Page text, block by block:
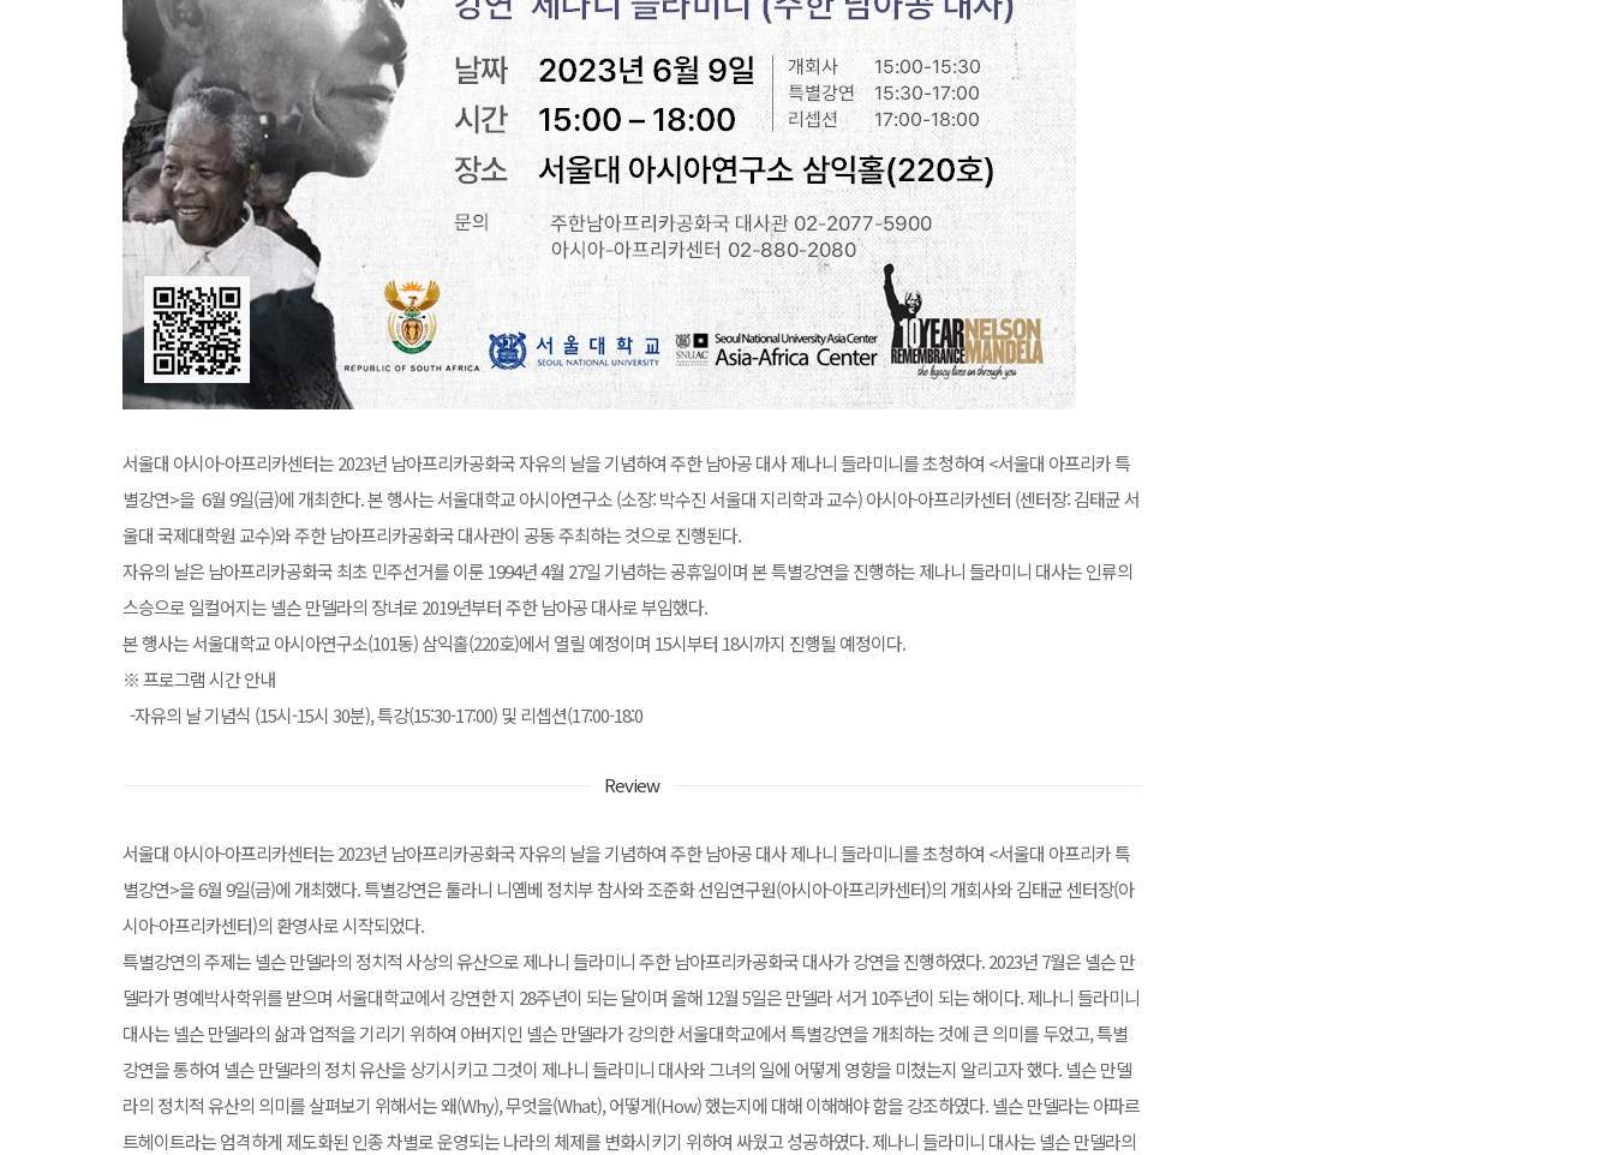
서울대 아시아-아프리카센터는 2023년 남아프리카공화국 자유의 날을 기념하여 주한 남아공 대사 제나니 들라미니를 초청하여 <서울대 아프리카 특
별강연>을 6월 9일(금)에 개최한다. 본 행사는 서울대학교 아시아연구소 (소장: 박수진 서울대 지리학과 교수) 아시아-아프리카센터 (센터장: 김태균 서
울대 국제대학원 교수)와 주한 남아프리카공화국 대사관이 공동 주최하는 것으로 진행된다.
자유의 날은 남아프리카공화국 최초 민주선거를 이룬 1994년 4월 27일 기념하는 공휴일이며 본 특별강연을 진행하는 제나니 들라미니 대사는 인류의
스승으로 일컬어지는 넬슨 만델라의 장녀로 2019년부터 주한 남아공 대사로 부임했다.
본 행사는 서울대학교 아시아연구소(101동) 삼익홀(220호)에서 열릴 예정이며 15시부터 18시까지 진행될 예정이다.
※ 프로그램 시간 안내
-자유의 날 기념식 (15시-15시 30분), 특강(15:30-17:00) 및 리셉션(17:00-18:0
Review
서울대 아시아-아프리카센터는 2023년 남아프리카공화국 자유의 날을 기념하여 주한 남아공 대사 제나니 들라미니를 초청하여 <서울대 아프리카 특
별강연>을 6월 9일(금)에 개최했다. 특별강연은 툴라니 니옘베 정치부 참사와 조준화 선임연구원(아시아-아프리카센터)의 개회사와 김태균 센터장(아
시아-아프리카센터)의 환영사로 시작되었다.
특별강연의 주제는 넬슨 만델라의 정치적 사상의 유산으로 제나니 들라미니 주한 남아프리카공화국 대사가 강연을 진행하였다. 2023년 7월은 넬슨 만
델라가 명예박사학위를 받으며 서울대학교에서 강연한 지 28주년이 되는 달이며 올해 12월 5일은 만델라 서거 10주년이 되는 해이다. 제나니 들라미니
대사는 넬슨 만델라의 삶과 업적을 기리기 위하여 아버지인 넬슨 만델라가 강의한 서울대학교에서 특별강연을 개최하는 것에 큰 의미를 두었고, 특별
강연을 통하여 넬슨 만델라의 정치 유산을 상기시키고 그것이 제나니 들라미니 대사와 그녀의 일에 어떻게 영향을 미쳤는지 알리고자 했다. 넬슨 만델
라의 정치적 유산의 의미를 살펴보기 위해서는 왜(Why), 무엇을(What), 어떻게(How) 했는지에 대해 이해해야 함을 강조하였다. 넬슨 만델라는 아파르
트헤이트라는 엄격하게 제도화된 인종 차별로 운영되는 나라의 체제를 변화시키기 위하여 싸웠고 성공하였다. 제나니 들라미니 대사는 넬슨 만델라의